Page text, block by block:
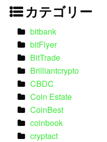
カテゴリー
bitbank
bitFlyer
BitTrade
Brilliantcrypto
CBDC
Coin Estate
CoinBest
coinbook
cryptact